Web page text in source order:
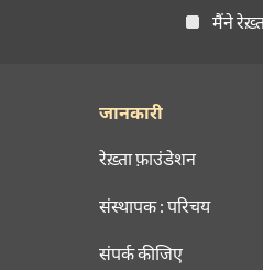
मैंने
जानकारी
रेख़्ता फ़ाउंडेशन
संस्थापक : परिचय
संपर्क कीजिए